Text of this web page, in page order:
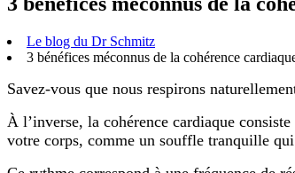
Le blog du Dr Schmitz
3 bénéfices méconnus de la cohérence
Savez-vous que nous respirons
À l’inverse, la cohérence cardiaque
votre corps, comme un souffle tranquille